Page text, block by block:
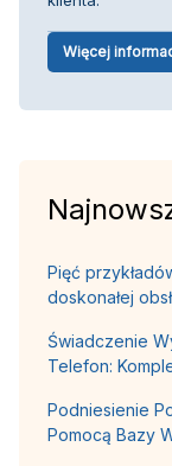
Więcej
Pięć
doskonałej
Świadczenie
Telefon:
Podniesienie
Pomocą Bazy